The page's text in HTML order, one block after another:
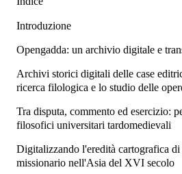
Introduzione
Opengadda: un archivio digitale e
Archivi storici digitali delle case
ricerca filologica e lo studio delle
Tra disputa, commento ed esercizio:
filosofici universitari tardomedievali
Digitalizzando l'eredità cartografica
missionario nell'Asia del XVI secolo